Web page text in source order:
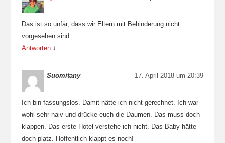
Das ist so unfär, dass wir Eltern mit Behinderung nicht
vorgesehen sind.
Antworten ↓
Suomitany 17. April 2018 um 20:39
Ich bin fassungslos. Damit hätte ich nicht gerechnet. Ich war
wohl sehr naiv und drücke euch die Daumen. Das muss doch
klappen. Das erste Hotel verstehe ich nicht. Das Baby hätte
doch platz. Hoffentlich klappt es noch!